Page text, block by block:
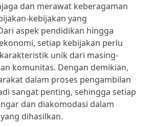
dan merawat keberagaman
kebijakan yang
aspek pendidikan hingga
setiap kebijakan perlu
unik dari masing-
komunitas. Dengan demikian,
dalam proses pengambilan
sangat penting, sehingga setiap
dan diakomodasi dalam
dihasilkan.